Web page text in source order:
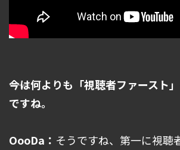
――今は何よりも「視聴者ファースト
ですね。
OooDa： そうですね、第一に視聴